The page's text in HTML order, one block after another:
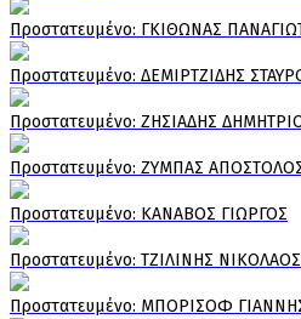
Πρoστατευμένο: ΓΚΙΘΩΝΑΣ
Πρoστατευμένο: ΔΕΜΙΡΤΖΙΔΗΣ
Πρoστατευμένο: ΖΗΣΙΑΔΗΣ
Πρoστατευμένο: ΖΥΜΠΑΣ
Πρoστατευμένο: ΚΑΝΑΒΟΣ ΓΙΩΡΓΟΣ
Πρoστατευμένο: ΤΖΙΛΙΝΗΣ ΝΙΚΟΛΑΟΣ
Πρoστατευμένο: ΜΠΟΡΙΣΟΦ